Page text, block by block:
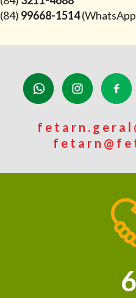
(84) 99668-1514